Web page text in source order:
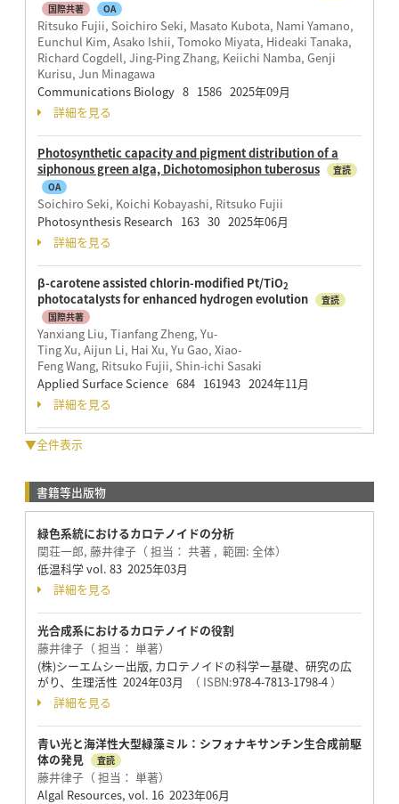
国際共著
OA
Ritsuko Fujii, Soichiro Seki, Masato Kubota, Nami Yamano,
Eunchul Kim, Asako Ishii, Tomoko Miyata, Hideaki Tanaka,
Richard Cogdell, Jing-Ping Zhang, Keiichi Namba, Genji
Kurisu, Jun Minagawa
Communications Biology 8 1586 2025年09月
詳細を見る
Photosynthetic capacity and pigment distribution of a
siphonous green alga, Dichotomosiphon tuberosus
査読
OA
Soichiro Seki, Koichi Kobayashi, Ritsuko Fujii
Photosynthesis Research 163 30 2025年06月
詳細を見る
β-carotene assisted chlorin-modified Pt/TiO2
photocatalysts for enhanced hydrogen evolution
査読
国際共著
Yanxiang Liu, Tianfang Zheng, Yu-
Ting Xu, Aijun Li, Hai Xu, Yu Gao, Xiao-
Feng Wang, Ritsuko Fujii, Shin-ichi Sasaki
Applied Surface Science 684 161943 2024年11月
詳細を見る
▼全件表示
書籍等出版物
緑色系統におけるカロテノイドの分析
関荘一郎, 藤井律子（ 担当： 共著 , 範囲: 全体）
低温科学 vol. 83 2025年03月
詳細を見る
光合成系におけるカロテノイドの役割
藤井律子（ 担当： 単著）
(株)シーエムシー出版, カロテノイドの科学ー基礎、研究の広
がり、生理活性 2024年03月
（ ISBN:978-4-7813-1798-4）
詳細を見る
青い光と海洋性大型緑藻ミル：シフォナキサンチン生合成前駆
体の発見
査読
藤井律子（ 担当： 単著）
Algal Resources, vol. 16 2023年06月